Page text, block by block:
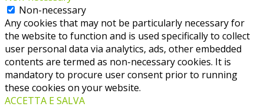
Non-necessary
Any cookies that may not be particularly necessary for
the website to function and is used specifically to collect
user personal data via analytics, ads, other embedded
contents are termed as non-necessary cookies. It is
mandatory to procure user consent prior to running
these cookies on your website.
ACCETTA E SALVA